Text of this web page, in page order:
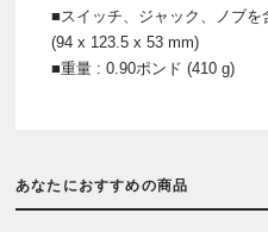
■スイッチ、ジャック、ノブ
(94 x 123.5 x 53 mm)
■重量 : 0.90ポンド (410 g)
あなたにおすすめの商品